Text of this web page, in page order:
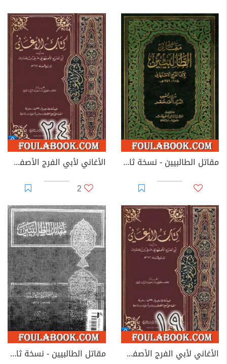
مقاتل الطالبيين - نسخة ثانية
الأغاني لأبي الفرج الأصفهاني نسخة من إعداد سالم الدليمي - الجزء الرابع والعشرون
2
الأغاني لأبي الفرج الأصفهاني نسخة من إعداد سالم الدليمي - الجزء التاسع عشر مقاتل الطالبيين - نسخة ثالثة